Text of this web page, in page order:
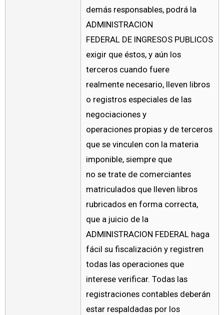
demás responsables, podrá la
ADMINISTRACION
FEDERAL DE INGRESOS PUBLICOS
exigir que éstos, y aún los
terceros cuando fuere
realmente necesario, lleven libros
o registros especiales de las
negociaciones y
operaciones propias y de terceros
que se vinculen con la materia
imponible, siempre que
no se trate de comerciantes
matriculados que lleven libros
rubricados en forma correcta,
que a juicio de la
ADMINISTRACION FEDERAL haga
fácil su fiscalización y registren
todas las operaciones que
interese verificar. Todas las
registraciones contables deberán
estar respaldadas por los